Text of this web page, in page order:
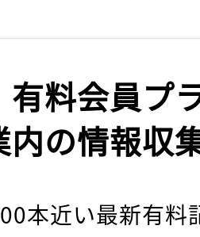
有料会員プ
内の情報収
本近い最新有料